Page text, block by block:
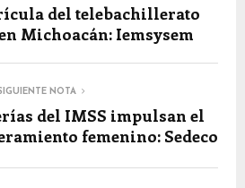
del telebachillerato
Michoacán: Iemsysem
NOTA
del IMSS impulsan el
femenino: Sedeco